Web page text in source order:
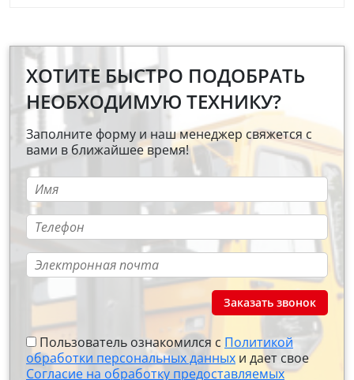
ХОТИТЕ БЫСТРО ПОДОБРАТЬ
НЕОБХОДИМУЮ ТЕХНИКУ?
Заполните форму и наш менеджер свяжется с
вами в ближайшее время!
Заказать звонок
Пользователь ознакомился с Политикой
обработки персональных данных и дает свое
Согласие на обработку предоставляемых